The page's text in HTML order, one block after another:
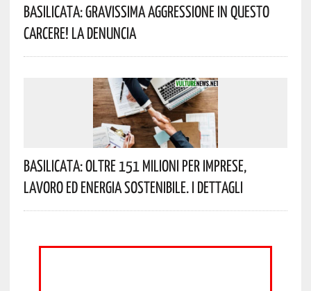
Basilicata: Gravissima Aggressione In Questo
Carcere! La Denuncia
Basilicata: Oltre 151 Milioni Per Imprese,
Lavoro Ed Energia Sostenibile. I Dettagli